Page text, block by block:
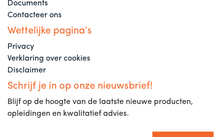
Documents
Contacteer ons
Wettelijke pagina’s
Privacy
Verklaring over cookies
Disclaimer
Schrijf je in op onze nieuwsbrief!
Blijf op de hoogte van de laatste nieuwe producten,
opleidingen en kwalitatief advies.